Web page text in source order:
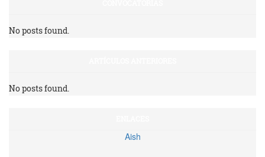
No posts found.
No posts found.
Aish